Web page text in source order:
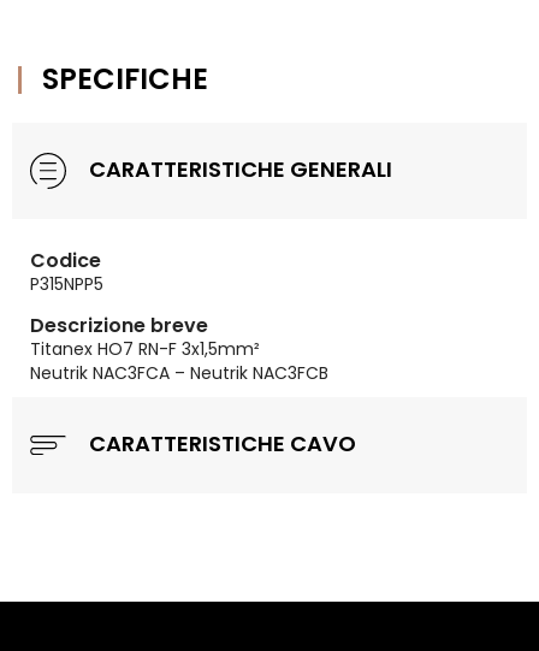
SPECIFICHE
CARATTERISTICHE GENERALI
Codice
P315NPP5
Descrizione breve
Titanex HO7 RN-F 3x1,5mm²
Neutrik NAC3FCA – Neutrik NAC3FCB
CARATTERISTICHE CAVO